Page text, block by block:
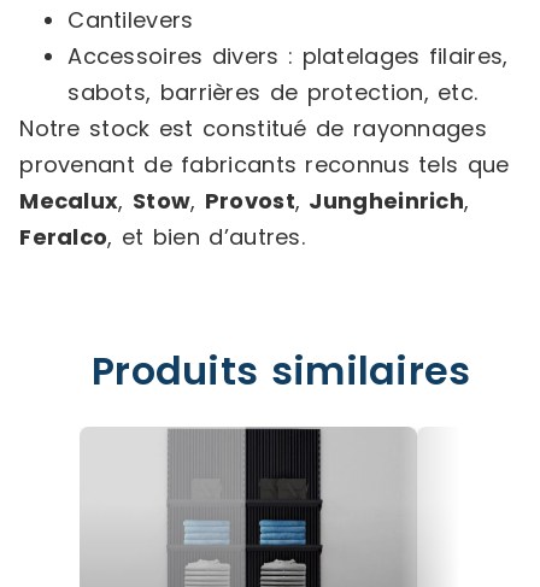
Cantilevers
Accessoires divers : platelages filaires,
sabots, barrières de protection, etc.
Notre stock est constitué de rayonnages
provenant de fabricants reconnus tels que
Mecalux, Stow, Provost, Jungheinrich,
Feralco, et bien d’autres.
Produits similaires